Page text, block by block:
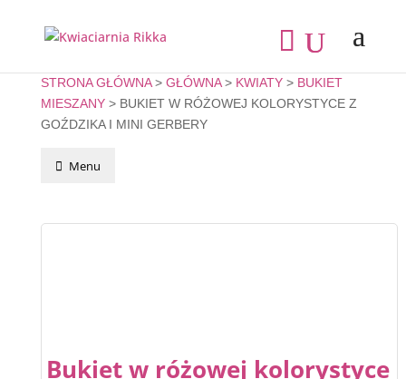
STRONA GŁÓWNA> GŁÓWNA> KWIATY> BUKIET
MIESZANY> BUKIET W RÓŻOWEJ KOLORYSTYCE Z
GOŹDZIKA I MINI GERBERY
Menu
Bukiet w różowej kolorystyce